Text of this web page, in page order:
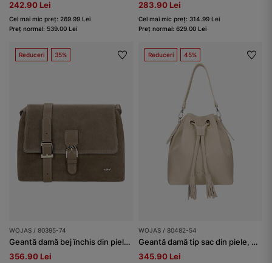
242.90 Lei
Cel mai mic preț: 269.99 Lei
Preț normal: 539.00 Lei
283.90 Lei
Cel mai mic preț: 314.99 Lei
Preț normal: 629.00 Lei
Reduceri 35%
WOJAS / 80395-74
Geantă damă bej închis din piele combinată
356.90 Lei
Reduceri 45%
WOJAS / 80482-54
Geantă damă tip sac din piele, bej, cu franjuri
345.90 Lei